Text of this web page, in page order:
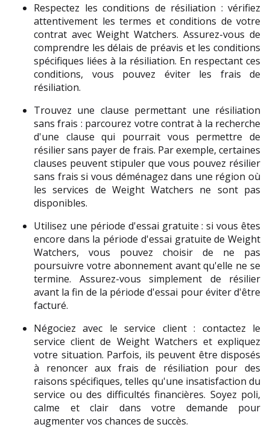
Respectez les conditions de résiliation : vérifiez
attentivement les termes et conditions de votre
contrat avec Weight Watchers. Assurez-vous de
comprendre les délais de préavis et les conditions
spécifiques liées à la résiliation. En respectant ces
conditions, vous pouvez éviter les frais de
résiliation.
Trouvez une clause permettant une résiliation
sans frais : parcourez votre contrat à la recherche
d'une clause qui pourrait vous permettre de
résilier sans payer de frais. Par exemple, certaines
clauses peuvent stipuler que vous pouvez résilier
sans frais si vous déménagez dans une région où
les services de Weight Watchers ne sont pas
disponibles.
Utilisez une période d'essai gratuite : si vous êtes
encore dans la période d'essai gratuite de Weight
Watchers, vous pouvez choisir de ne pas
poursuivre votre abonnement avant qu'elle ne se
termine. Assurez-vous simplement de résilier
avant la fin de la période d'essai pour éviter d'être
facturé.
Négociez avec le service client : contactez le
service client de Weight Watchers et expliquez
votre situation. Parfois, ils peuvent être disposés
à renoncer aux frais de résiliation pour des
raisons spécifiques, telles qu'une insatisfaction du
service ou des difficultés financières. Soyez poli,
calme et clair dans votre demande pour
augmenter vos chances de succès.